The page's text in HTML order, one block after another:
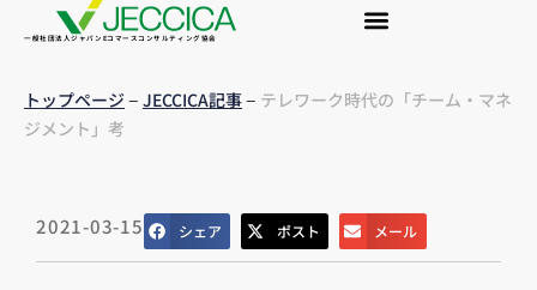
一般社団法人ジャパンEコマースコンサルティング協会
トップページ– JECCICA記事– テレワーク時代の「チーム・マネ
ジメント」考
2021-03-15 シェア ポスト メール